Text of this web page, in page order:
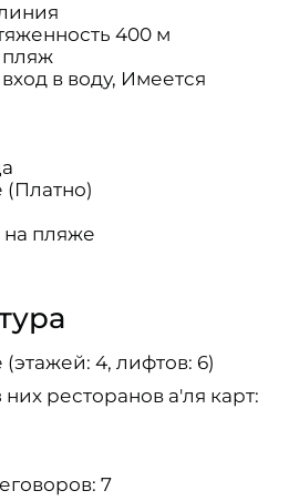
400 м
пляж
в воду, Имеется
(Платно)
на пляже
4, лифтов: 6)
них ресторанов а'ля карт:
7